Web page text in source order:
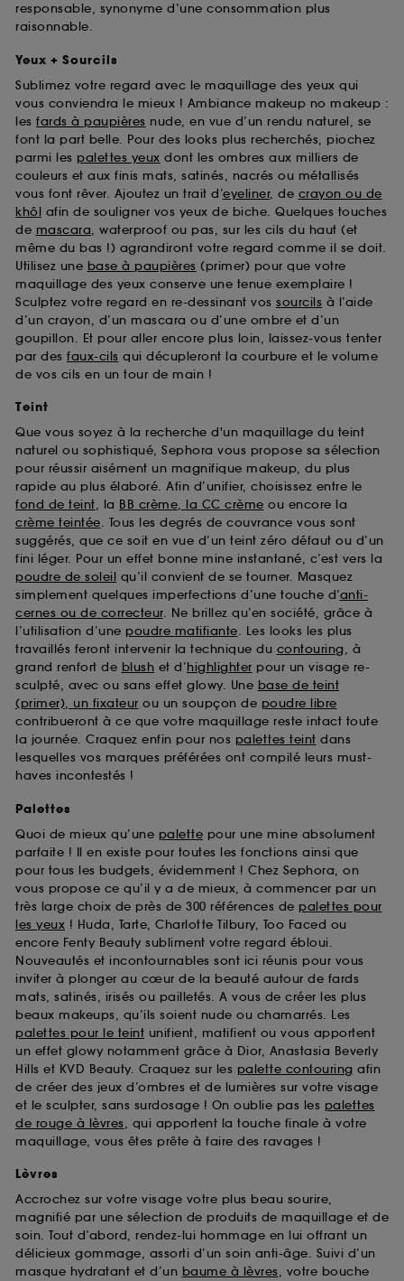
responsable, synonyme d’une consommation plus
raisonnable.
Yeux + Sourcils
Sublimez votre regard avec le maquillage des yeux qui
vous conviendra le mieux ! Ambiance makeup no makeup :
les fards à paupières nude, en vue d’un rendu naturel, se
font la part belle. Pour des looks plus recherchés, piochez
parmi les palettes yeux dont les ombres aux milliers de
couleurs et aux finis mats, satinés, nacrés ou métallisés
vous font rêver. Ajoutez un trait d’eyeliner, de crayon ou de
khôl afin de souligner vos yeux de biche. Quelques touches
de mascara, waterproof ou pas, sur les cils du haut (et
même du bas !) agrandiront votre regard comme il se doit.
Utilisez une base à paupières (primer) pour que votre
maquillage des yeux conserve une tenue exemplaire !
Sculptez votre regard en re-dessinant vos sourcils à l’aide
d’un crayon, d’un mascara ou d’une ombre et d’un
goupillon. Et pour aller encore plus loin, laissez-vous tenter
par des faux-cils qui décupleront la courbure et le volume
de vos cils en un tour de main !
Teint
Que vous soyez à la recherche d'un maquillage du teint
naturel ou sophistiqué, Sephora vous propose sa sélection
pour réussir aisément un magnifique makeup, du plus
rapide au plus élaboré. Afin d’unifier, choisissez entre le
fond de teint, la BB crème, la CC crème ou encore la
crème teintée. Tous les degrés de couvrance vous sont
suggérés, que ce soit en vue d’un teint zéro défaut ou d’un
fini léger. Pour un effet bonne mine instantané, c’est vers la
poudre de soleil qu’il convient de se tourner. Masquez
simplement quelques imperfections d’une touche d’anti-
cernes ou de correcteur. Ne brillez qu’en société, grâce à
l’utilisation d’une poudre matifiante. Les looks les plus
travaillés feront intervenir la technique du contouring, à
grand renfort de blush et d’highlighter pour un visage re-
sculpté, avec ou sans effet glowy. Une base de teint
(primer), un fixateur ou un soupçon de poudre libre
contribueront à ce que votre maquillage reste intact toute
la journée. Craquez enfin pour nos palettes teint dans
lesquelles vos marques préférées ont compilé leurs must-
haves incontestés !
Palettes
Quoi de mieux qu’une palette pour une mine absolument
parfaite ! Il en existe pour toutes les fonctions ainsi que
pour tous les budgets, évidemment ! Chez Sephora, on
vous propose ce qu’il y a de mieux, à commencer par un
très large choix de près de 300 références de palettes pour
les yeux ! Huda, Tarte, Charlotte Tilbury, Too Faced ou
encore Fenty Beauty subliment votre regard ébloui.
Nouveautés et incontournables sont ici réunis pour vous
inviter à plonger au cœur de la beauté autour de fards
mats, satinés, irisés ou pailletés. A vous de créer les plus
beaux makeups, qu’ils soient nude ou chamarrés. Les
palettes pour le teint unifient, matifient ou vous apportent
un effet glowy notamment grâce à Dior, Anastasia Beverly
Hills et KVD Beauty. Craquez sur les palette contouring afin
de créer des jeux d’ombres et de lumières sur votre visage
et le sculpter, sans surdosage ! On oublie pas les palettes
de rouge à lèvres, qui apportent la touche finale à votre
maquillage, vous êtes prête à faire des ravages !
Lèvres
Accrochez sur votre visage votre plus beau sourire,
magnifié par une sélection de produits de maquillage et de
soin. Tout d’abord, rendez-lui hommage en lui offrant un
délicieux gommage, assorti d’un soin anti-âge. Suivi d’un
masque hydratant et d’un baume à lèvres, votre bouche